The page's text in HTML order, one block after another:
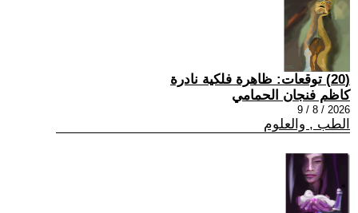
(20) توقعات: ظاهرة فلكية نادرة
كاظم فنجان الحمامي
2026 / 8 / 9
الطب , والعلوم